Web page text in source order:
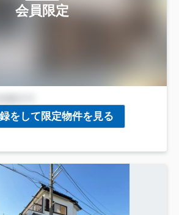
会員限定
をして限定物件を見る